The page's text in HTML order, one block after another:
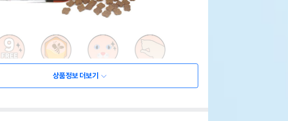
상품정보 더보기